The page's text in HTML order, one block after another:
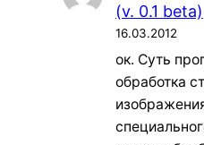
(v. 0.1 beta)
16.03.2012
ок. Суть
обработка